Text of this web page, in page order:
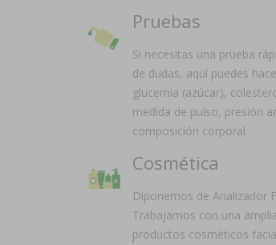
Pruebas
Si necesitas una prueba
de dudas, aquí puedes
glucemia (azúcar),
medida de pulso, presión
composición corporal.
Cosmética
Diponemos de Analizador
Trabajamos con una
productos cosméticos